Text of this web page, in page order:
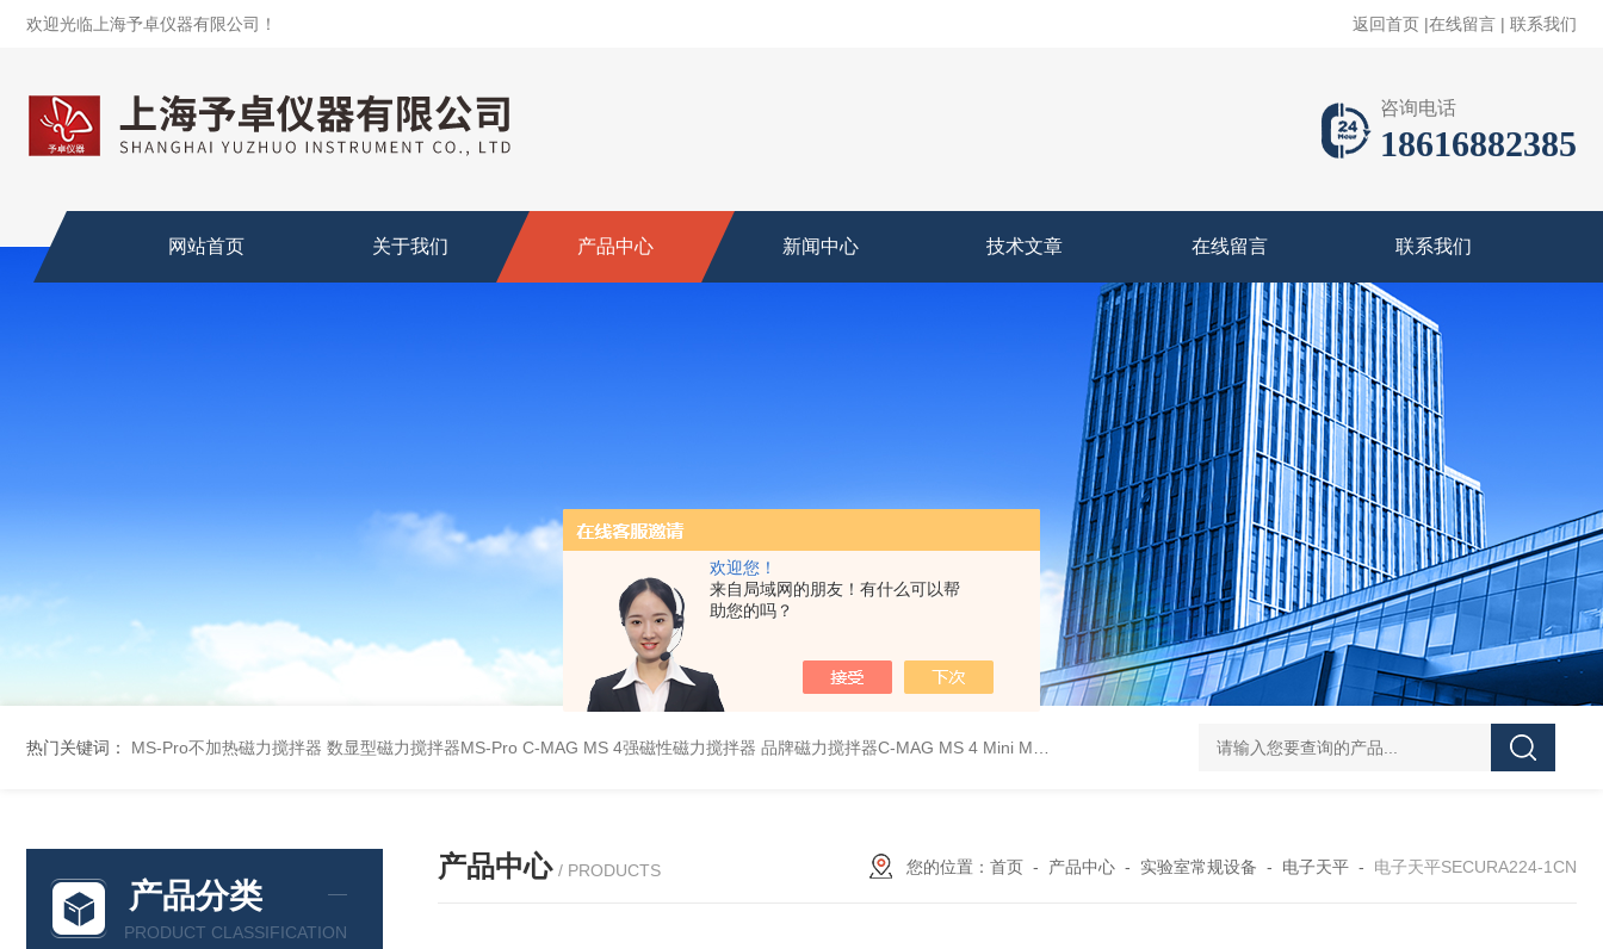
欢迎您！
来自局域网的朋友！有什么可以帮
助您的吗？
欢迎光临上海予卓仪器有限公司！ 返回首页 |在线留言 | 联系我们
咨询电话
18616882385
网站首页 关于我们 产品中心 新闻中心 技术文章 在线留言 联系我们
热门关键词： MS-Pro不加热磁力搅拌器 数显型磁力搅拌器MS-Pro C-MAG MS 4强磁性磁力搅拌器 品牌磁力搅拌器C-MAG MS 4 Mini MR standard IKA磁力搅拌器 Mini MR standard IKAMAG磁力搅拌器 IT-09A5
产品分类
PRODUCT CLASSIFICATION
产品中心 / PRODUCTS 您的位置： 首页 - 产品中心 - 实验室常规设备 - 电子天平 - 电子天平SECURA224-1CN